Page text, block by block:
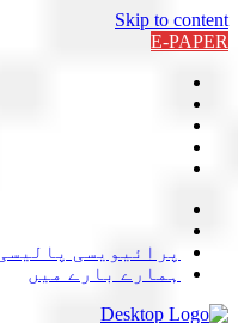
Skip to content
E-PAPER
پرائیویسی
ہمارے بارے میں